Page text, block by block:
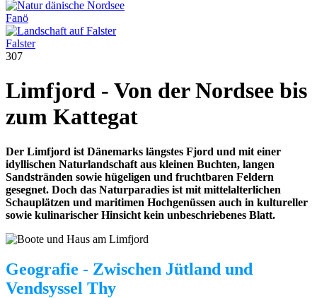
Fanö
Falster
307
Limfjord - Von der Nordsee bis
zum Kattegat
Der Limfjord ist Dänemarks längstes Fjord und mit einer
idyllischen Naturlandschaft aus kleinen Buchten, langen
Sandstränden sowie hügeligen und fruchtbaren Feldern
gesegnet. Doch das Naturparadies ist mit mittelalterlichen
Schauplätzen und maritimen Hochgenüssen auch in kultureller
sowie kulinarischer Hinsicht kein unbeschriebenes Blatt.
Geografie - Zwischen Jütland und
Vendsyssel Thy